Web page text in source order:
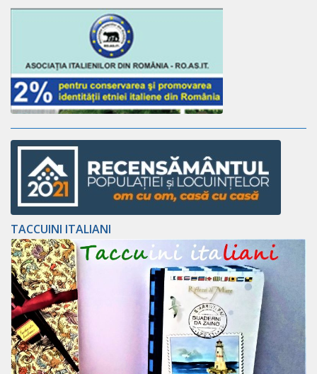
TACCUINI ITALIANI